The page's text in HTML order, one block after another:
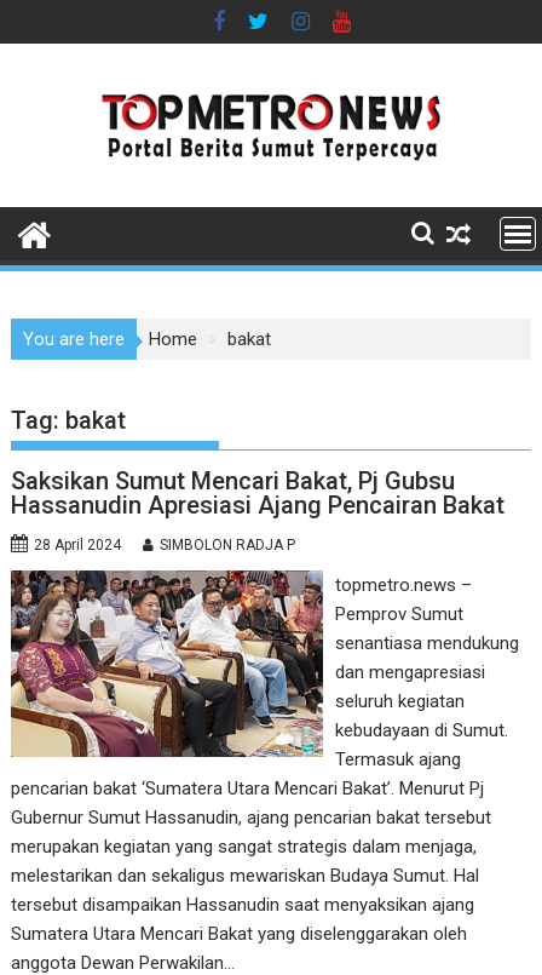
to
You are here Home bakat
Tag: bakat
Saksikan Sumut Mencari Bakat, Pj Gubsu
Hassanudin Apresiasi Ajang Pencairan Bakat
28 April 2024 SIMBOLON RADJA P
topmetro.news –
Pemprov Sumut
senantiasa mendukung
dan mengapresiasi
seluruh kegiatan
kebudayaan di Sumut.
Termasuk ajang
pencarian bakat ‘Sumatera Utara Mencari Bakat’. Menurut Pj
Gubernur Sumut Hassanudin, ajang pencarian bakat tersebut
merupakan kegiatan yang sangat strategis dalam menjaga,
melestarikan dan sekaligus mewariskan Budaya Sumut. Hal
tersebut disampaikan Hassanudin saat menyaksikan ajang
Sumatera Utara Mencari Bakat yang diselenggarakan oleh
anggota Dewan Perwakilan…